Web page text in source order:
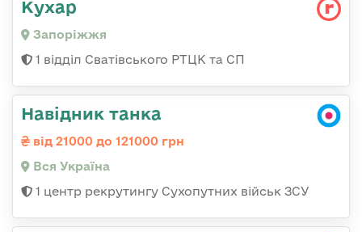
Кухар
Запоріжжя
1 відділ Сватівського РТЦК та СП
Навідник танка
від 21000 до 121000 грн
Вся Україна
1 центр рекрутингу Сухопутних військ ЗСУ